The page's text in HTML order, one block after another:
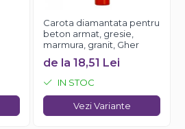
Carota diamantata pentru
beton armat, gresie,
marmura, granit, Gher
de la 18,51 Lei
IN STOC
Vezi Variante